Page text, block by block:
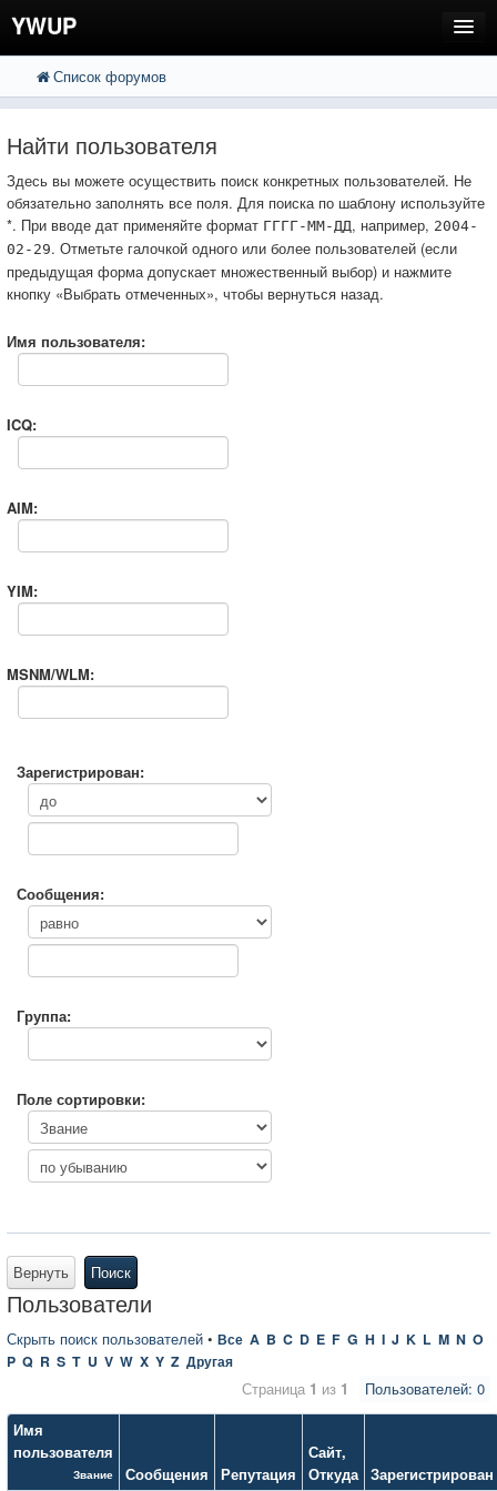
YWUP
FAQ
Вход
Список форумов
Найти пользователя
Здесь вы можете осуществить поиск конкретных пользователей. Не
обязательно заполнять все поля. Для поиска по шаблону используйте
*. При вводе дат применяйте формат ГГГГ-ММ-ДД, например, 2004-
02-29. Отметьте галочкой одного или более пользователей (если
предыдущая форма допускает множественный выбор) и нажмите
кнопку «Выбрать отмеченных», чтобы вернуться назад.
Имя пользователя:
ICQ:
AIM:
YIM:
MSNM/WLM:
Зарегистрирован:
Сообщения:
Группа:
Поле сортировки:
Вернуть Поиск
Пользователи
Скрыть поиск пользователей • Все A B C D E F G H I J K L M N O
P Q R S T U V W X Y Z Другая
Пользователей: 0
Страница 1 из 1
Имя
пользователя
Звание Сообщения Репутация
Сайт,
Откуда Зарегистрирован